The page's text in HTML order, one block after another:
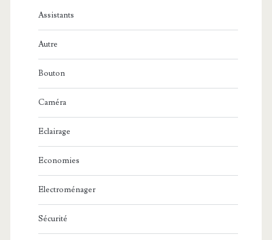
Assistants
Autre
Bouton
Caméra
Eclairage
Economies
Electroménager
Sécurité